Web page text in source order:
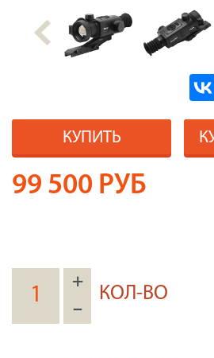
КУПИТЬ
99 500 РУБ
+
–
КОЛ-ВО